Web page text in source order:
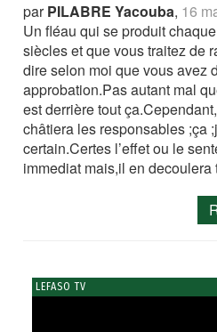
parPILABRE Yacouba, 16
Un fléau qui se produit
siècles et que vous traitez de
dire selon moi que vous avez
approbation.Pas autant mal
est derrière tout
châtiera les responsables ;ça
certain.Certes l’effet ou le
immediat mais,il en decoulera
LEFASO TV